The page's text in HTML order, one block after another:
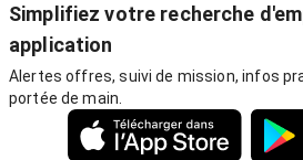
Simplifiez votre recherche
application
Alertes offres, suivi de mission, infos
portée de main.